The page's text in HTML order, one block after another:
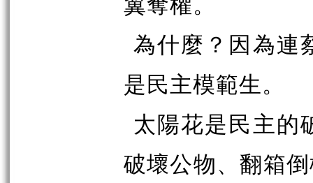
為什麼？因為連
是民主模範生。
太陽花是民主的
破壞公物、翻箱